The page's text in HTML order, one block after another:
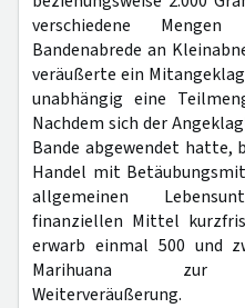
verschiedene
Bandenabrede an
veräußerte ein
unabhängig eine
Nachdem sich der
Bande abgewendet hatte,
Handel mit
allgemeinen
finanziellen Mittel
erwarb einmal 500 und
Marihuana zur
Weiterveräußerung.